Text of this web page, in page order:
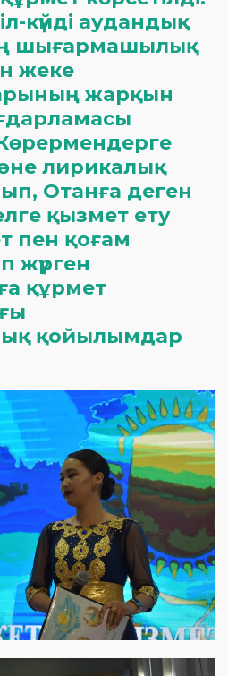
күйді аудандық
шығармашылық
жеке
жарқын
лирикалық
Отанға деген
қызмет ету
пен қоғам
жүрген
құрмет
қойылымдар